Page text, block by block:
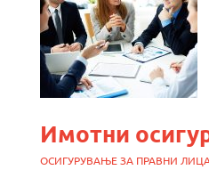
Имотни
ОСИГУРУВАЊЕ ЗА ПРАВНИ